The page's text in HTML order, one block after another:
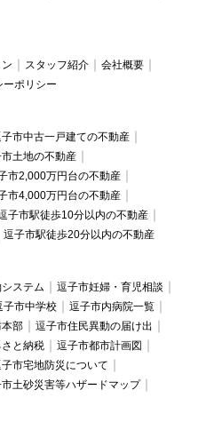
スタッフ紹介
会社概要
ーポリシー
市中古一戸建ての不動産
土地の不動産
市2,000万円台の不動産
市4,000万円台の不動産
子市駅徒歩10分以内の不動産
逗子市駅徒歩20分以内の不動産
ステム
逗子市妊婦・育児相談
子市中学校
逗子市内病院一覧
部
逗子市住民異動の届け出
と納税
逗子市都市計画図
市宅地防災について
土砂災害等ハザードマップ